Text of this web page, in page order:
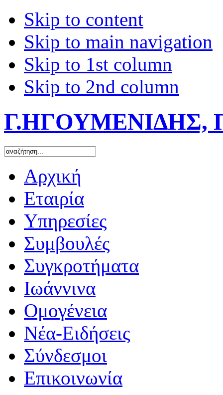
Skip to content
Skip to main navigation
Skip to 1st column
Skip to 2nd column
Γ.ΗΓΟΥΜΕΝΙΔΗΣ,
Αρχική
Εταιρία
Υπηρεσίες
Συμβουλές
Συγκροτήματα
Ιωάννινα
Ομογένεια
Νέα-Ειδήσεις
Σύνδεσμοι
Επικοινωνία